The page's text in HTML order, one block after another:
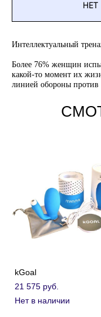
Интеллектуальный
Более 76% женщин
какой-то момент их
линией обороны против
kGoal
21 575 pуб.
Нет в наличии